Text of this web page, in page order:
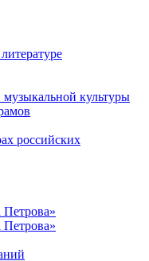
культуры
российских